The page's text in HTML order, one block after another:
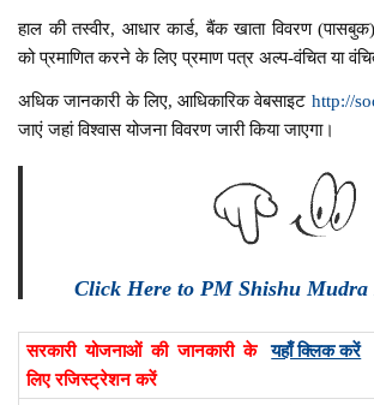
हाल की तस्वीर, आधार कार्ड, बैंक खाता विवरण
को प्रमाणित करने के लिए प्रमाण पत्र अल्प-वंचित या
अधिक जानकारी के लिए, आधिकारिक वेबसाइट http://
जाएं जहां विश्वास योजना विवरण जारी किया जाएगा।
Click Here to PM Shishu Mudra
सरकारी योजनाओं की जानकारी के
लिए रजिस्ट्रेशन करें
यहाँ क्लिक करें